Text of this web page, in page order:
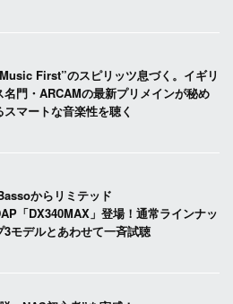
First”のスピリッツ息づく。イギリ
名門・ARCAMの最新プリメインが秘め
スマートな音楽性を聴く
からリミテッド
「DX340MAX」登場！通常ラインナッ
3モデルとあわせて一斉試聴